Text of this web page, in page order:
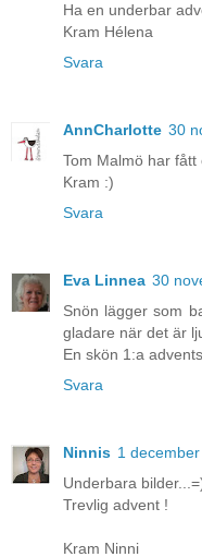
Ha en underbar
Kram Hélena
Svara
AnnCharlotte 30
Tom Malmö har fått
Kram :)
Svara
Eva Linnea 30
Snön lägger som
gladare när det är
En skön 1:a
Svara
Ninnis 1
Underbara
Trevlig advent !
Kram Ninni